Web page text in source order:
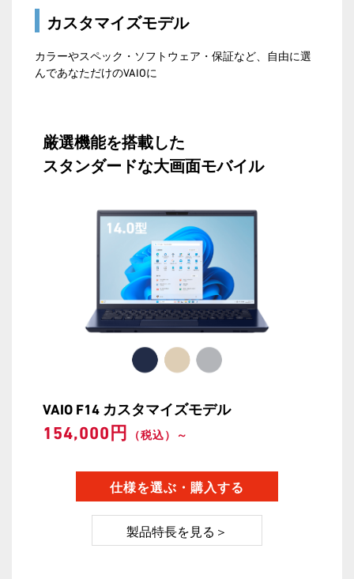
カスタマイズモデル
カラーやスペック・ソフトウェア・保証など、自由に選
んであなただけのVAIOに
厳選機能を搭載した
スタンダードな大画面モバイル
VAIO F14 カスタマイズモデル
154,000円 （税込）～
製品特長を見る＞